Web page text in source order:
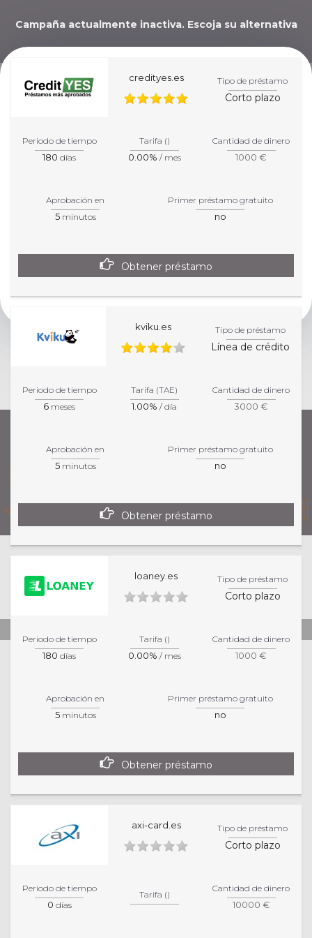
Campaña actualmente inactiva. Escoja su alternativa
ELEGIR EL MEJOR
CRÉDITO PARA TU
SITUACIÓN!
credityes.es Tipo de préstamo
Corto plazo
Periodo de tiempo
180 días
Tarifa ()
0.00% / mes
Cantidad de dinero
1000 €
Aprobación en
5minutos
Primer préstamo gratuito
no
Obtener préstamo
kviku.es Tipo de préstamo
Línea de crédito
Periodo de tiempo
6 meses
Tarifa (TAE)
1.00% / día
Cantidad de dinero
3000 €
Aprobación en
5minutos
Primer préstamo gratuito
no
Obtener préstamo
loaney.es Tipo de préstamo
Corto plazo
Periodo de tiempo
180 días
Tarifa ()
0.00% / mes
Cantidad de dinero
1000 €
Aprobación en
5minutos
Primer préstamo gratuito
no
Obtener préstamo
axi-card.es Tipo de préstamo
Corto plazo
Periodo de tiempo
0 días
Tarifa ()
Cantidad de dinero
10000 €
Esta página de inicio es informativa. Para una
información más precisa sobre los productos y
servicios, por favor, visita la página específica del